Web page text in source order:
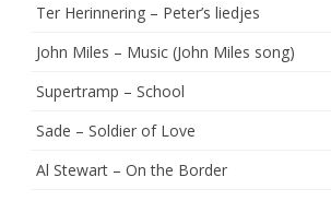
Ter Herinnering – Peter’s liedjes
John Miles – Music (John Miles song)
Supertramp – School
Sade – Soldier of Love
Al Stewart – On the Border